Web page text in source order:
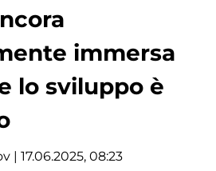
immersa
lo sviluppo è
| 17.06.2025, 08:23